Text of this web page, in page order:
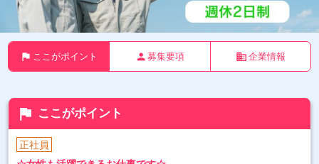
flag ここがポイント person 募集要項 business 企業情報
flag ここがポイント
正社員